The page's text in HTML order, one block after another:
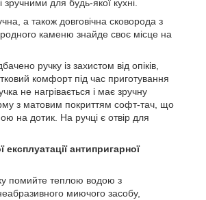
зручними для будь-якої кухні.
а також довговічна сковорода з
каменю знайде своє місце на
ручку із захистом від опіків,
комфорт під час приготування
не нагрівається і має зручну
з матовим покриттям софт-тач, що
на дотик. На ручці є отвір для
антипригарної
помийте теплою водою з
миючого засобу,